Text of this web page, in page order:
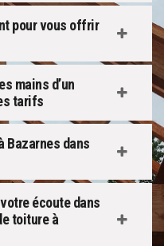
pour vous offrir
mains d’un
tarifs
Bazarnes dans
écoute dans
toiture à